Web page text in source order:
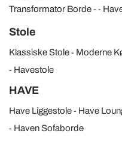
Transformator Borde
Stole
Klassiske Stole Moderne
Havestole
HAVE
Have Liggestole Have
Haven Sofaborde